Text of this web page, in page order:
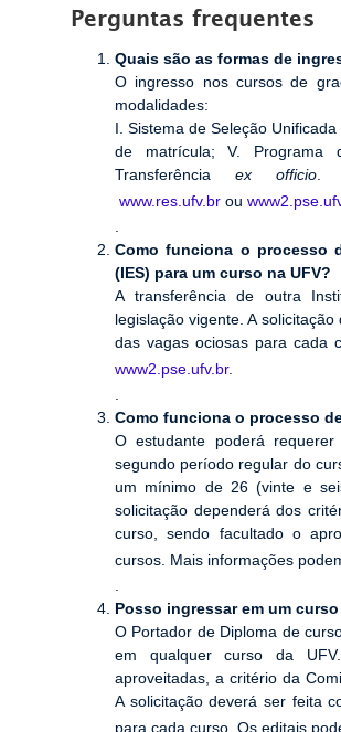
Perguntas frequentes
Quais são as formas de
O ingresso nos cursos de
modalidades:
I. Sistema de Seleção
de matrícula; V. Programa
Transferência ex officio.
www.res.ufv.br ou
Como funciona o processo
(IES) para um curso na UFV?
A transferência de outra
legislação vigente. A
das vagas ociosas para cada
www2.pse.ufv.br.
Como funciona o processo
O estudante poderá
segundo período regular do
um mínimo de 26 (vinte e
solicitação dependerá dos
curso, sendo facultado o
cursos. Mais informações
Posso ingressar em um
O Portador de Diploma de
em qualquer curso da
aproveitadas, a critério da
A solicitação deverá ser feita
para cada curso. Os editais